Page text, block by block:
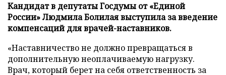
Кандидат в депутаты Госдумы от «Единой
России» Людмила Болилая выступила за введение
компенсаций для врачей-наставников.
«Наставничество не должно превращаться в
дополнительную неоплачиваемую нагрузку.
Врач, который берет на себя ответственность за